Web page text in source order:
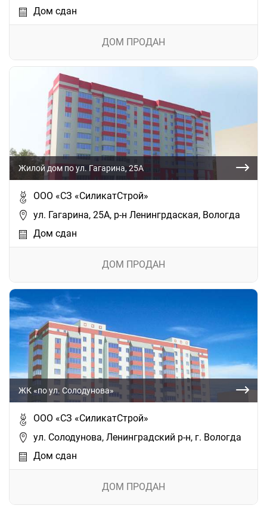
Дом сдан
ДОМ ПРОДАН
Жилой дом по ул. Гагарина, 25А
ООО «СЗ «СиликатСтрой»
ул. Гагарина, 25А, р-н Ленингрдаская, Вологда
Дом сдан
ДОМ ПРОДАН
ЖК «по ул. Солодунова»
ООО «СЗ «СиликатСтрой»
ул. Солодунова, Ленинградский р-н, г. Вологда
Дом сдан
ДОМ ПРОДАН